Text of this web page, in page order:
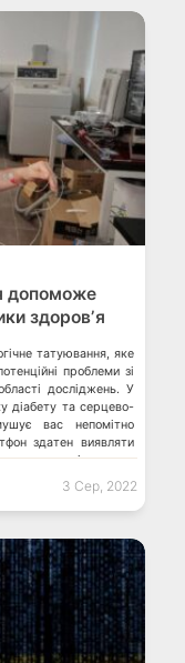
допоможе
здоровʼя
татуювання, яке
проблеми зі
досліджень. У
діабету та серцево-
вас непомітно
здатен виявляти
інституту
3 Сер, 2022